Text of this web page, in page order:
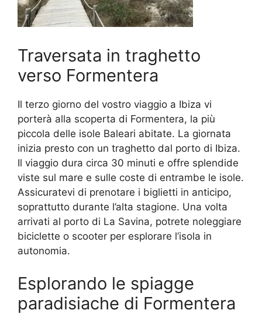
Traversata in traghetto
verso Formentera
Il terzo giorno del vostro viaggio a Ibiza vi
porterà alla scoperta di Formentera, la più
piccola delle isole Baleari abitate. La giornata
inizia presto con un traghetto dal porto di Ibiza.
Il viaggio dura circa 30 minuti e offre splendide
viste sul mare e sulle coste di entrambe le isole.
Assicuratevi di prenotare i biglietti in anticipo,
soprattutto durante l’alta stagione. Una volta
arrivati al porto di La Savina, potrete noleggiare
biciclette o scooter per esplorare l’isola in
autonomia.
Esplorando le spiagge
paradisiache di Formentera